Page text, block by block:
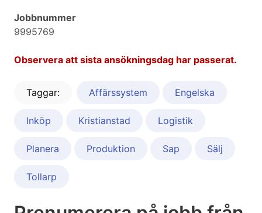
Jobbnummer
9995769
Observera att sista ansökningsdag har passerat.
Taggar: Affärssystem Engelska
Inköp Kristianstad Logistik
Planera Produktion Sap Sälj
Tollarp